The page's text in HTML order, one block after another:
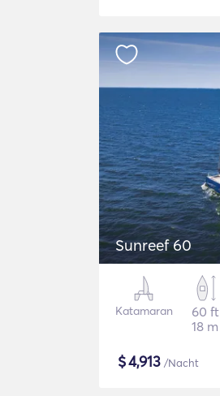
Sunreef 60
Katamaran
60 ft
18 m
$4,913 /Nacht